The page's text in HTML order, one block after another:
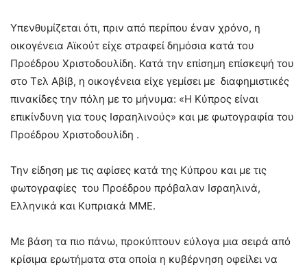
Υπενθυμίζεται ότι, πριν από περίπου έναν χρόνο, η
οικογένεια Αϊκούτ είχε στραφεί δημόσια κατά του
Προέδρου Χριστοδουλίδη. Κατά την επίσημη επίσκεψή του
στο Τελ Αβίβ, η οικογένεια είχε γεμίσει με διαφημιστικές
πινακίδες την πόλη με το μήνυμα: «Η Κύπρος είναι
επικίνδυνη για τους Ισραηλινούς» και με φωτογραφία του
Προέδρου Χριστοδουλίδη .
Την είδηση με τις αφίσες κατά της Κύπρου και με τις
φωτογραφίες του Προέδρου πρόβαλαν Ισραηλινά,
Ελληνικά και Κυπριακά ΜΜΕ.
Με βάση τα πιο πάνω, προκύπτουν εύλογα μια σειρά από
κρίσιμα ερωτήματα στα οποία η κυβέρνηση οφείλει να